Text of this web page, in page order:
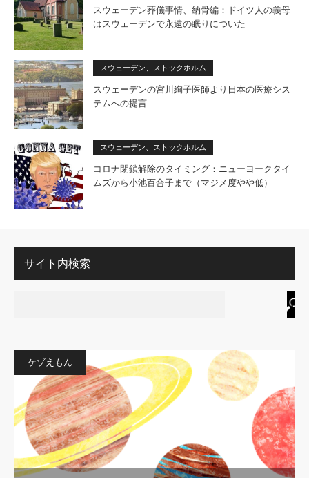
スウェーデン葬儀事情、納骨編：ドイツ人の義母
はスウェーデンで永遠の眠りについた
スウェーデン、ストックホルム
スウェーデンの宮川絢子医師より日本の医療シス
テムへの提言
スウェーデン、ストックホルム
コロナ閉鎖解除のタイミング：ニューヨークタイ
ムズから小池百合子まで（マジメ度やや低）
サイト内検索
ケゾえもん